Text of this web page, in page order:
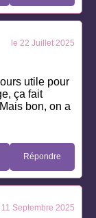
le 22 Juillet 2025
utile pour
ça fait
bon, on a
Répondre
11 Septembre 2025